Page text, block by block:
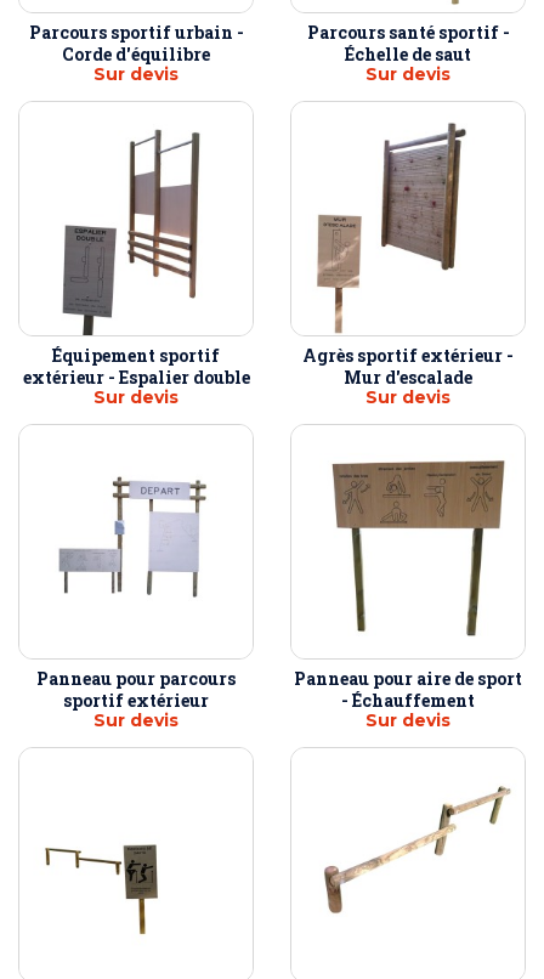
Parcours sportif urbain -
Corde d'équilibre
Sur devis
Parcours santé sportif -
Échelle de saut
Sur devis
Équipement sportif
extérieur - Espalier double
Sur devis
Agrès sportif extérieur -
Mur d'escalade
Sur devis
Panneau pour parcours
sportif extérieur
Sur devis
Panneau pour aire de sport
- Échauffement
Sur devis